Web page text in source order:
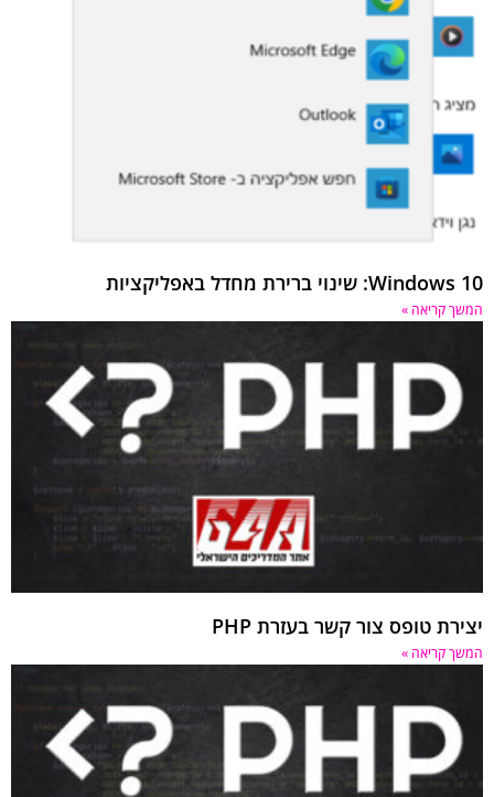
Windows 10: שינוי ברירת מחדל באפליקציות
המשך קריאה »
יצירת טופס צור קשר בעזרת PHP
המשך קריאה »